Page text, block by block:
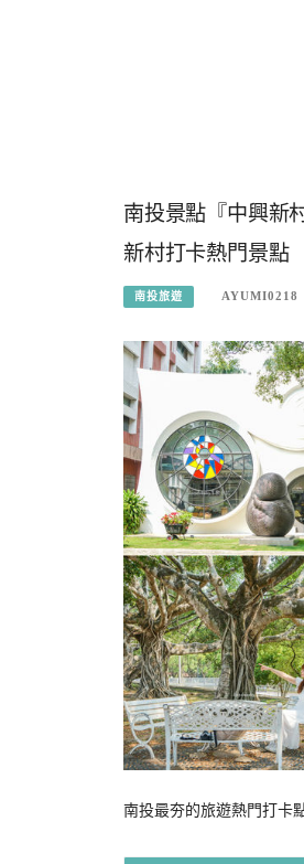
南投景點『中興新
新村打卡熱門景點
南投旅遊 AYUMI0218
南投最夯的旅遊熱門打卡